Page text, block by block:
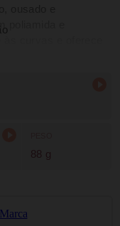
poliamida e
88 g